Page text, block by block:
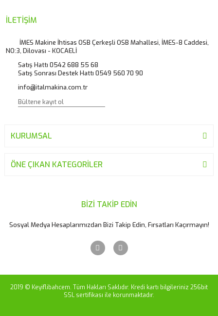
İLETİŞİM
İMES Makine İhtisas OSB Çerkeşli OSB Mahallesi, İMES-8 Caddesi,
NO:3, Dilovası - KOCAELİ
Satış Hattı 0542 688 55 68
Satış Sonrası Destek Hattı 0549 560 70 90
info@italmakina.com.tr
KURUMSAL
ÖNE ÇIKAN KATEGORİLER
BİZİ TAKİP EDİN
Sosyal Medya Hesaplarımızdan Bizi Takip Edin, Fırsatları Kaçırmayın!
2019 © Keyiflibahcem. Tüm Hakları Saklıdır. Kredi kartı bilgileriniz 256bit
SSL sertifikası ile korunmaktadır.